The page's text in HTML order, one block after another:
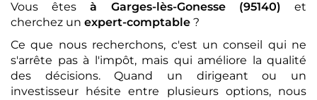
Vous êtesà Garges-lès-Gonesse (95140) et
cherchez un expert-comptable ?
Ce que nous recherchons, c'est un conseil qui ne
s'arrête pas à l'impôt, mais qui améliore la qualité
des décisions. Quand un dirigeant ou un
investisseur hésite entre plusieurs options, nous